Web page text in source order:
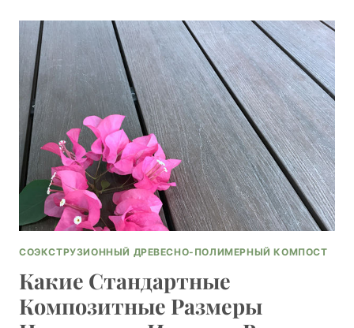
САЙДИНГ
ЗАЩИЩАЕТ
ВНЕШНИЕ
ЗДАНИЯ
СОЭКСТРУЗИОННЫЙ ДРЕВЕСНО-ПОЛИМЕРНЫЙ КОМПОСТ
Какие Стандартные
Композитные Размеры